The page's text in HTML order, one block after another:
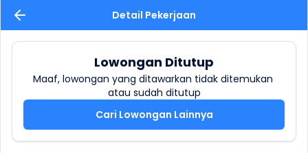
Detail Pekerjaan
Lowongan Ditutup
Maaf, lowongan yang ditawarkan tidak ditemukan
atau sudah ditutup
Cari Lowongan Lainnya